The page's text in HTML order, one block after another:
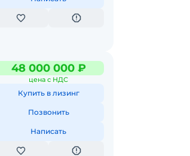
48 000 000 ₽
цена с НДС
Купить в лизинг
Позвонить
Написать